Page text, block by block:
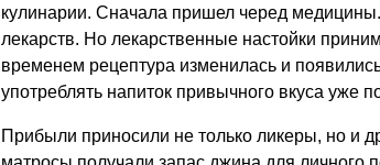
кулинарии. Сначала пришел черед
лекарств. Но лекарственные настойки
временем рецептура изменилась и
употреблять напиток привычного вкуса уже
Прибыли приносили не только ликеры, но и